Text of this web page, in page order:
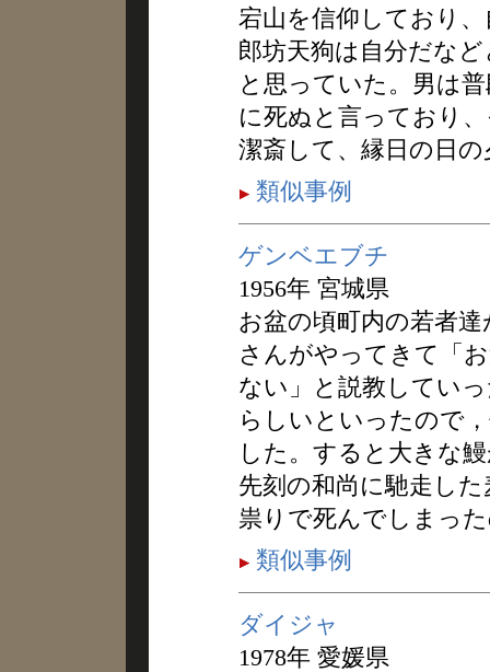
宕山を信仰しており
郎坊天狗は自分だな
と思っていた。男は
に死ぬと言っており
潔斎して、縁日の日
類似事例
ゲンベエブチ
1956年 宮城県
お盆の頃町内の若者
さんがやってきて「
ない」と説教してい
らしいといったので
した。すると大きな
先刻の和尚に馳走し
祟りで死んでしまっ
類似事例
ダイジャ
1978年 愛媛県